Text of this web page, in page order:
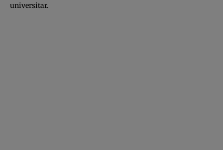
universitar.